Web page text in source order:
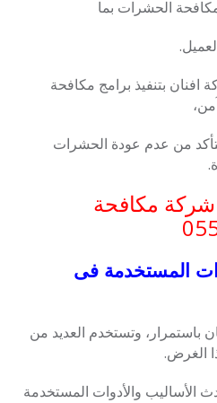
الحشرات بما
افنان بتنفيذ برامج مكافحة
من عدم عودة الحشرات
مكافحة
المستخدمة فى
باستمرار، وتستخدم العديد من
الغرض.
الأساليب والأدوات المستخدمة